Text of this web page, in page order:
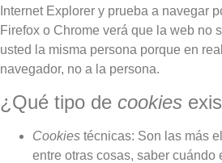
Internet Explorer y prueba a navegar
Firefox o Chrome verá que la web no
usted la misma persona porque en
navegador, no a la persona.
¿Qué tipo de cookies
Cookies técnicas: Son las más
entre otras cosas, saber cuándo